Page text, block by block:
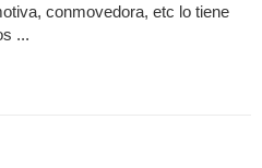
conmovedora, etc lo tiene
...